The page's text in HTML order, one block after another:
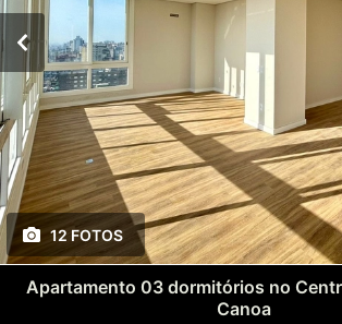
12 FOTOS
Apartamento 03 dormitórios no
Canoa